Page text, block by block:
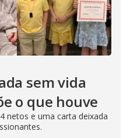
sem vida
o que houve
netos e uma carta deixada